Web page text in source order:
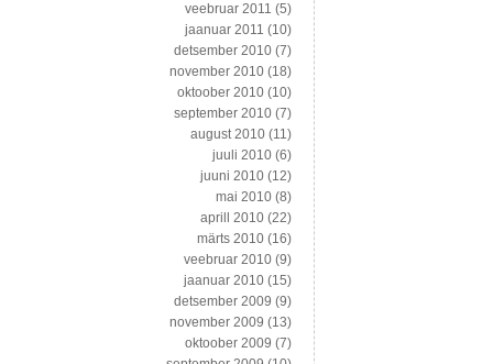
veebruar 2011 (5)
jaanuar 2011 (10)
detsember 2010 (7)
november 2010 (18)
oktoober 2010 (10)
september 2010 (7)
august 2010 (11)
juuli 2010 (6)
juuni 2010 (12)
mai 2010 (8)
aprill 2010 (22)
märts 2010 (16)
veebruar 2010 (9)
jaanuar 2010 (15)
detsember 2009 (9)
november 2009 (13)
oktoober 2009 (7)